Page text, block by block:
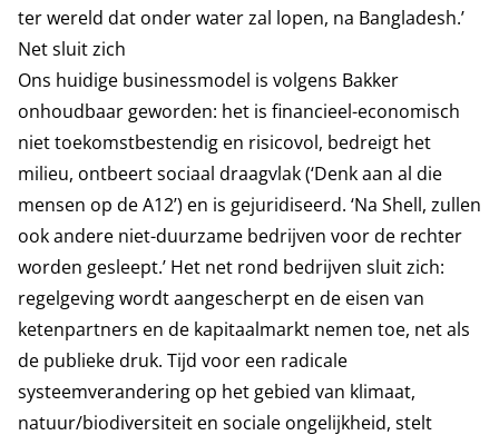
ter wereld dat onder water zal lopen, na Bangladesh.’
Net sluit zich
Ons huidige businessmodel is volgens Bakker
onhoudbaar geworden: het is financieel-economisch
niet toekomstbestendig en risicovol, bedreigt het
milieu, ontbeert sociaal draagvlak (‘Denk aan al die
mensen op de A12’) en is gejuridiseerd. ‘Na Shell, zullen
ook andere niet-duurzame bedrijven voor de rechter
worden gesleept.’ Het net rond bedrijven sluit zich:
regelgeving wordt aangescherpt en de eisen van
ketenpartners en de kapitaalmarkt nemen toe, net als
de publieke druk. Tijd voor een radicale
systeemverandering op het gebied van klimaat,
natuur/biodiversiteit en sociale ongelijkheid, stelt